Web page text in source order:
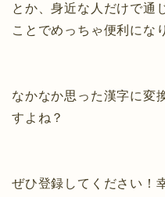
とか、身近な人だけで通
ことでめっちゃ便利にな
なかなか思った漢字に変
すよね？
ぜひ登録してください！